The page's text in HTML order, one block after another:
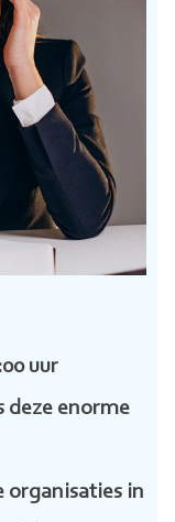
uur
deze enorme
organisaties in